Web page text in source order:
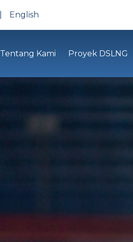
English
Tentang Kami Proyek DSLNG